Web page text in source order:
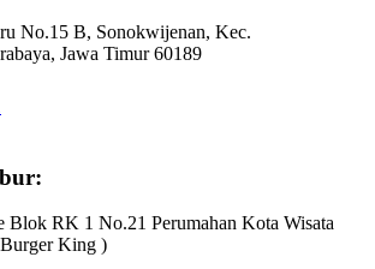
No.15 B, Sonokwijenan, Kec.
Jawa Timur 60189
Blok RK 1 No.21 Perumahan Kota Wisata
King )